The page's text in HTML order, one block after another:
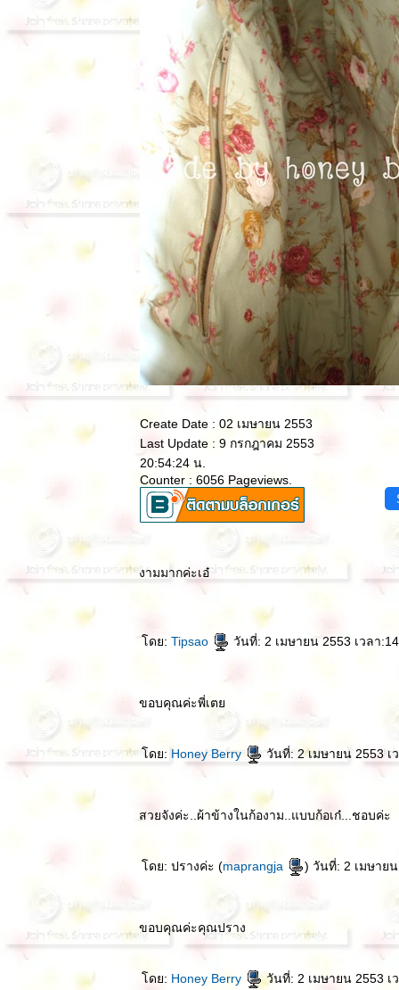
Create Date : 02 เมษายน 2553
Last Update : 9 กรกฎาคม 2553
20:54:24 น.
Counter : 6056 Pageviews.
งามมากค่ะเอ๋
ดย: Tipsao วันที่: 2 เมษายน 2553 เวลา
ขอบคุณค่ะพี่เต
ดย: Honey Berry วันที่: 2 เมษายน 2553 เ
สวยจังค่ะ..ผ้าข้างในก้องาม..แบบก้อเก๋...ชอบค่ะ
ดย: ปรางค่ะ (maprangja ) วันที่: 2 เมษาย
ขอบคุณค่ะคุณปราง
ดย: Honey Berry วันที่: 2 เมษายน 2553 เ